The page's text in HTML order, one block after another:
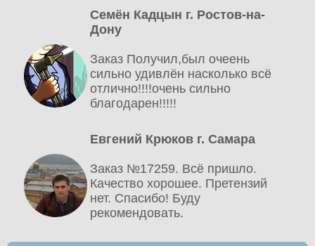
Семён Кадцын г. Ростов-на-
Дону
Заказ Получил,был очеень
сильно удивлён насколько всё
отлично!!!!очень сильно
благодарен!!!!!
Евгений Крюков г. Самара
Заказ №17259. Всё пришло.
Качество хорошее. Претензий
нет. Спасибо! Буду
рекомендовать.